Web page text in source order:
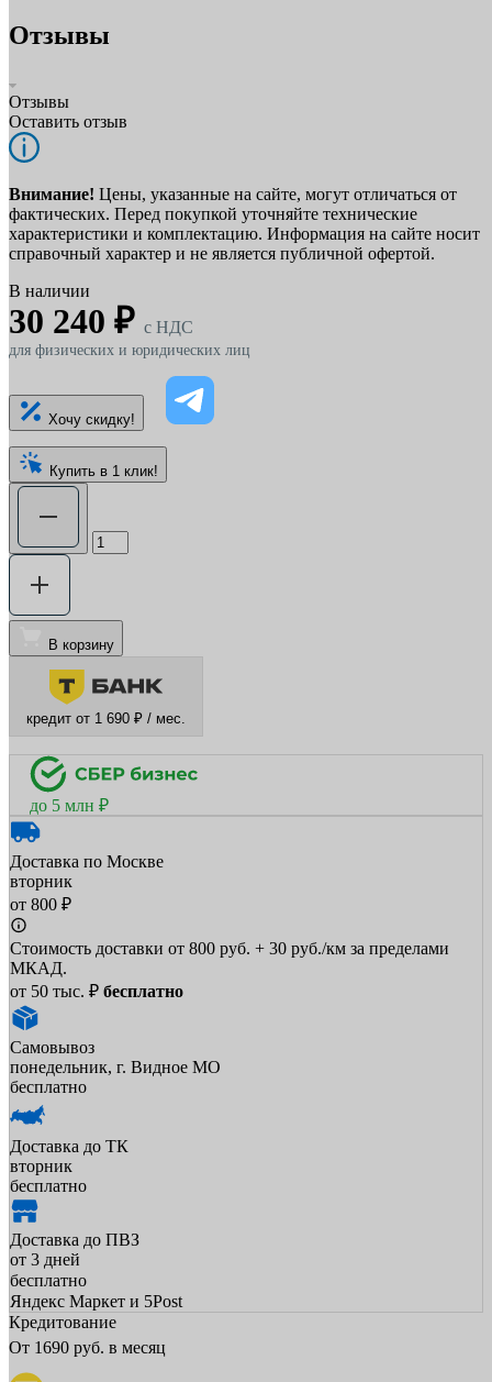
Отзывы
Отзывы
Оставить отзыв
Внимание! Цены, указанные на сайте, могут отличаться от
фактических. Перед покупкой уточняйте технические
характеристики и комплектацию. Информация на сайте носит
справочный характер и не является публичной офертой.
В наличии
30 240 ₽ c НДС
для физических и юридических лиц
Хочу скидку!
Купить в 1 клик!
В корзину
кредит от 1 690 ₽ / мес.
до 5 млн ₽
Доставка по Москве
вторник
от 800 ₽
Стоимость доставки от 800 руб. + 30 руб./км за пределами
МКАД.
от 50 тыс. ₽ бесплатно
Самовывоз
понедельник, г. Видное МО
бесплатно
Доставка до ТК
вторник
бесплатно
Доставка до ПВЗ
от 3 дней
бесплатно
Яндекс Маркет и 5Post
Кредитование
От 1690 руб. в месяц